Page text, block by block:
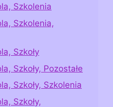
Szkolenia
Szkolenia,
Szkoły
Szkoły, Pozostałe
Szkoły, Szkolenia
Szkoły,